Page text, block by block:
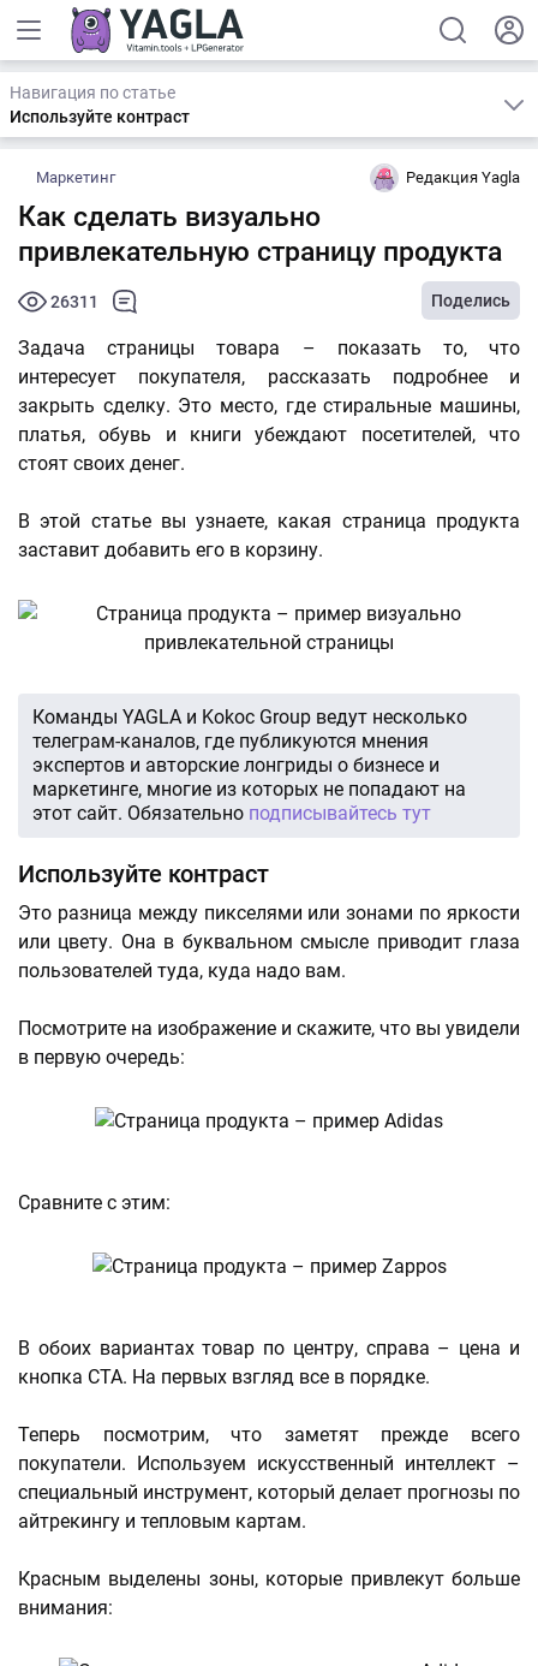
Навигация по статье
Используйте контраст
Маркетинг Редакция Yagla
Как сделать визуально
привлекательную страницу продукта
26311 Поделись
Задача страницы товара – показать то, что
интересует покупателя, рассказать подробнее и
закрыть сделку. Это место, где стиральные машины,
платья, обувь и книги убеждают посетителей, что
стоят своих денег.
В этой статье вы узнаете, какая страница продукта
заставит добавить его в корзину.
Команды YAGLA и Kokoc Group ведут несколько
телеграм-каналов, где публикуются мнения
экспертов и авторские лонгриды о бизнесе и
маркетинге, многие из которых не попадают на
этот сайт. Обязательно подписывайтесь тут
Используйте контраст
Это разница между пикселями или зонами по яркости
или цвету. Она в буквальном смысле приводит глаза
пользователей туда, куда надо вам.
Посмотрите на изображение и скажите, что вы увидели
в первую очередь:
Сравните с этим:
В обоих вариантах товар по центру, справа – цена и
кнопка СТА. На первых взгляд все в порядке.
Теперь посмотрим, что заметят прежде всего
покупатели. Используем искусственный интеллект –
специальный инструмент, который делает прогнозы по
айтрекингу и тепловым картам.
Красным выделены зоны, которые привлекут больше
внимания: